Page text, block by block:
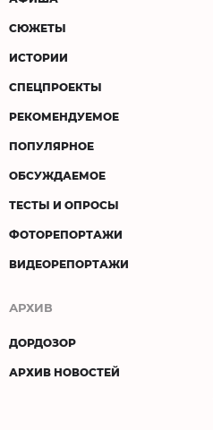
СЮЖЕТЫ
ИСТОРИИ
СПЕЦПРОЕКТЫ
РЕКОМЕНДУЕМОЕ
ПОПУЛЯРНОЕ
ОБСУЖДАЕМОЕ
ТЕСТЫ И ОПРОСЫ
ФОТОРЕПОРТАЖИ
ВИДЕОРЕПОРТАЖИ
АРХИВ
ДОРДОЗОР
АРХИВ НОВОСТЕЙ